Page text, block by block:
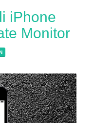
iPhone
Monitor